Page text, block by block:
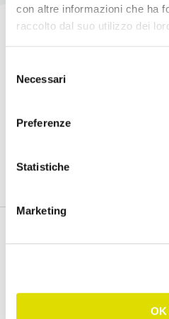
con altre informazioni che ha
raccolto dal suo utilizzo dei
all'informativa:
https://
delNecessari
Preferenze
Statistiche
Marketing
OK